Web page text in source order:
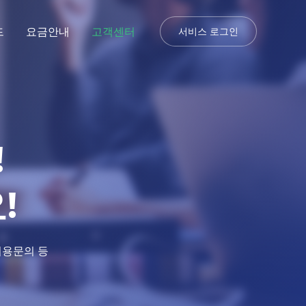
요금안내 고객센터 서비스 로그인
문의 등